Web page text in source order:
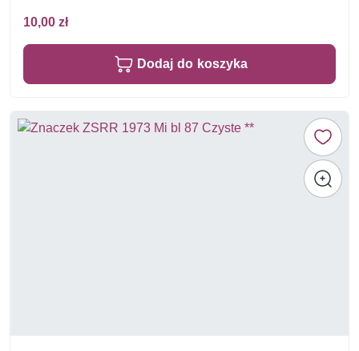
10,00 zł
Dodaj do koszyka